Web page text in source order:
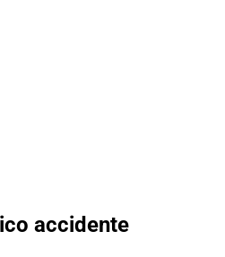
accidente